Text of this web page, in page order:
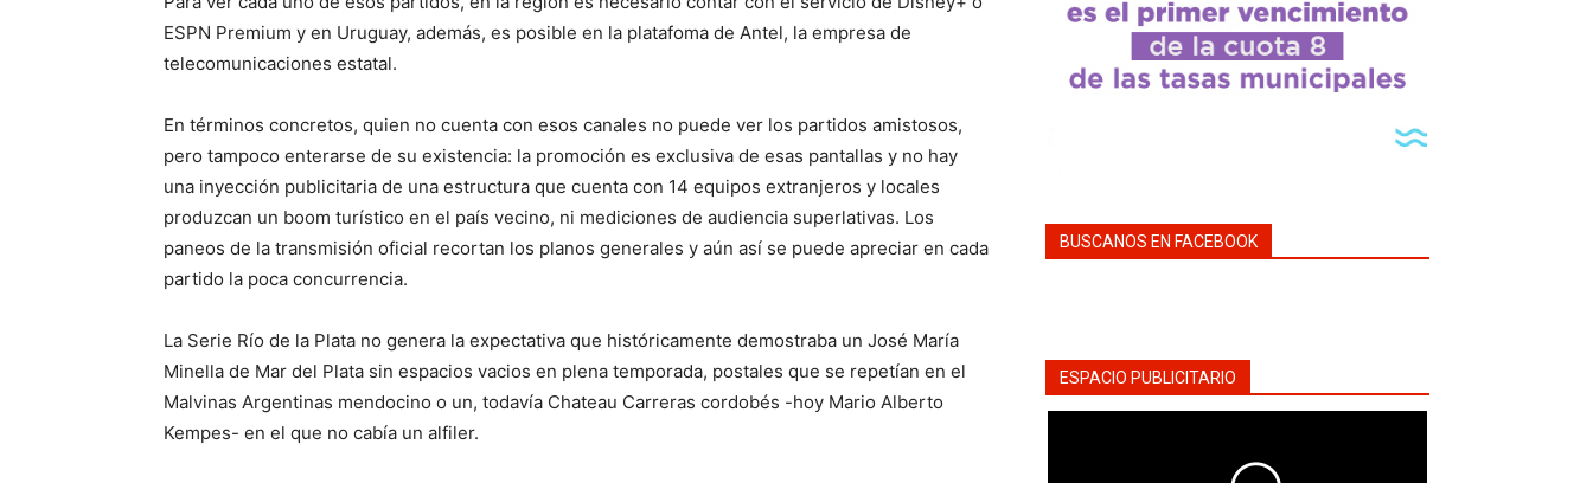
ESPN Premium y en Uruguay, además, es posible en la platafoma de Antel, la empresa de
telecomunicaciones estatal.
En términos concretos, quien no cuenta con esos canales no puede ver los partidos amistosos,
pero tampoco enterarse de su existencia: la promoción es exclusiva de esas pantallas y no hay
una inyección publicitaria de una estructura que cuenta con 14 equipos extranjeros y locales
produzcan un boom turístico en el país vecino, ni mediciones de audiencia superlativas. Los
paneos de la transmisión oficial recortan los planos generales y aún así se puede apreciar en cada
partido la poca concurrencia.
La Serie Río de la Plata no genera la expectativa que históricamente demostraba un José María
Minella de Mar del Plata sin espacios vacios en plena temporada, postales que se repetían en el
Malvinas Argentinas mendocino o un, todavía Chateau Carreras cordobés -hoy Mario Alberto
Kempes- en el que no cabía un alfiler.
BUSCANOS EN FACEBOOK
ESPACIO PUBLICITARIO